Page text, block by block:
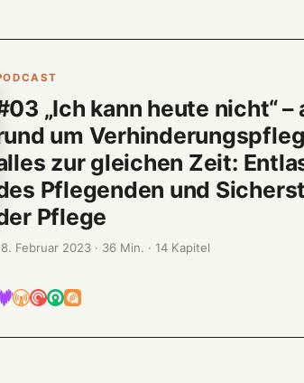
„Ich kann heute nicht“ –
um
zur gleichen Zeit:
Pflegenden und
Pflege
Februar 2023 · 36 Min. · 14 Kapitel